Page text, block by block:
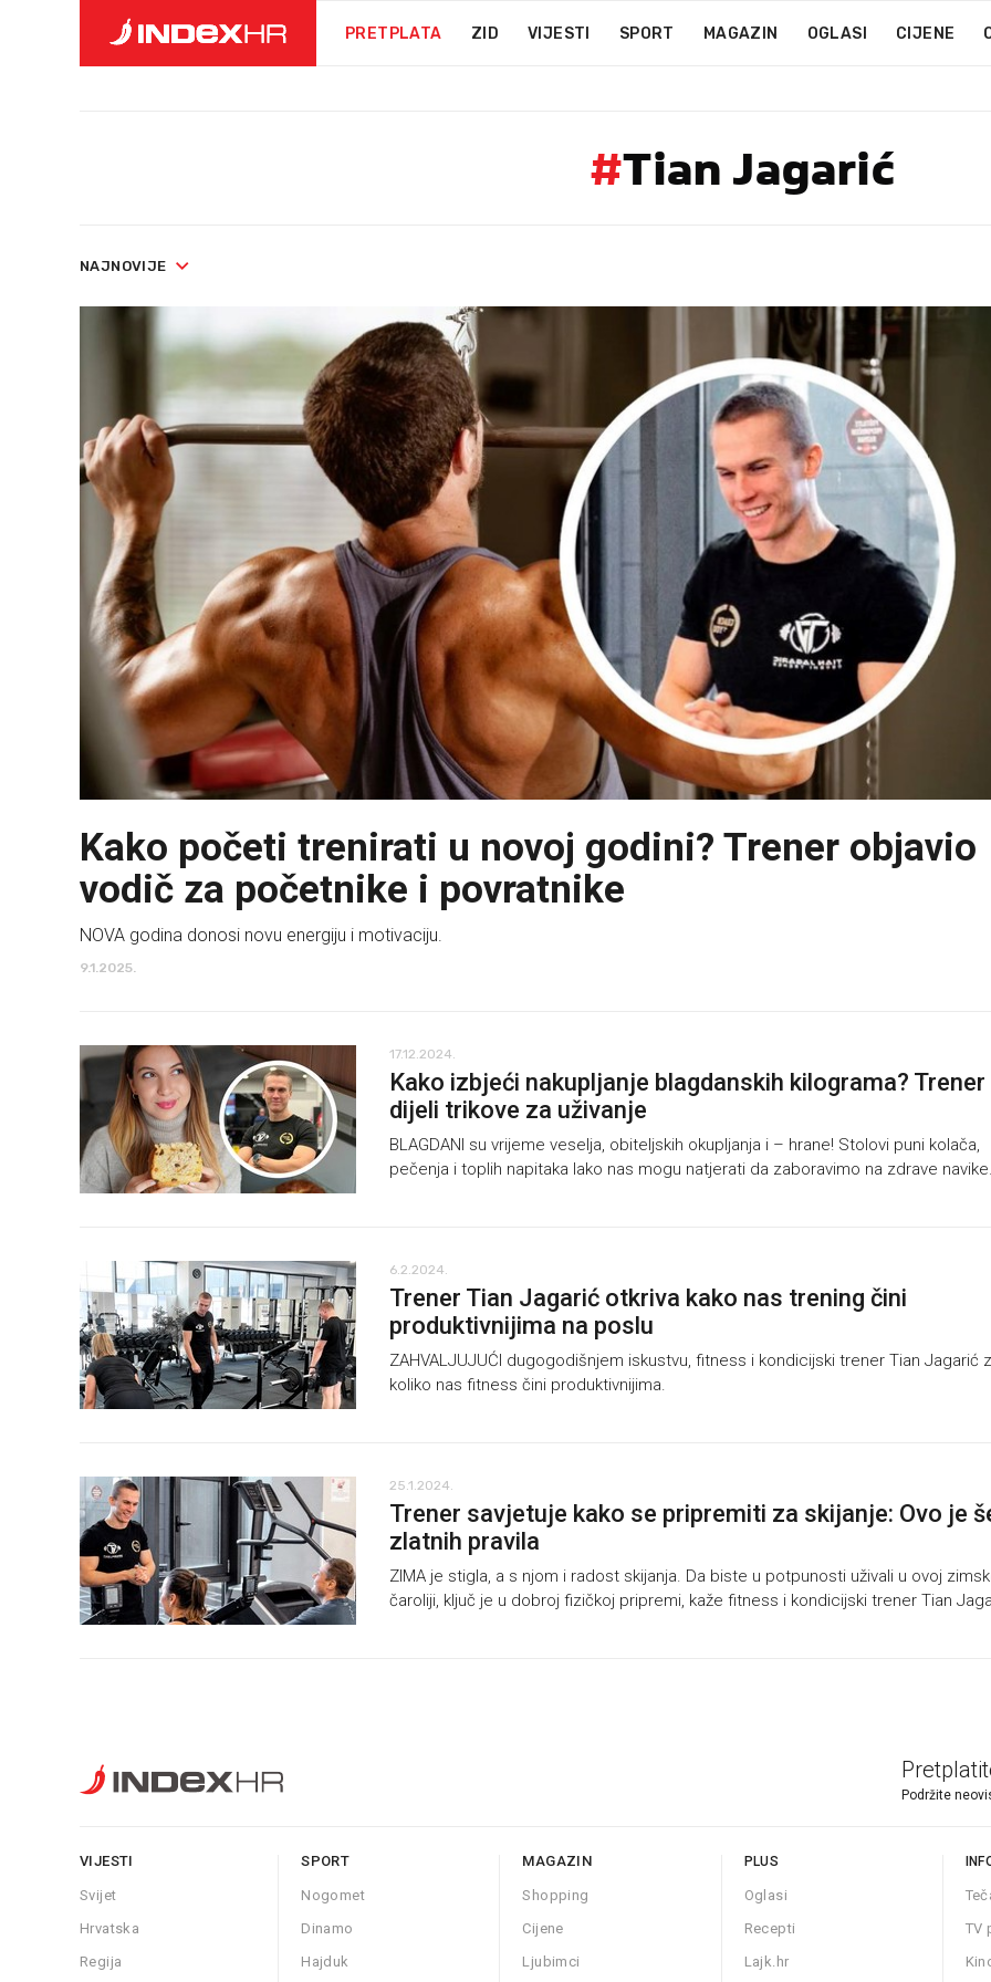
PRETPLATA ZID VIJESTI SPORT MAGAZIN OGLASI CIJENE
#Tian Jagarić
NAJNOVIJE
Kako početi trenirati u novoj godini? Trener objavio
vodič za početnike i povratnike
NOVA godina donosi novu energiju i motivaciju.
9.1.2025.
17.12.2024.
Kako izbjeći nakupljanje blagdanskih kilograma? Trener
dijeli trikove za uživanje
BLAGDANI su vrijeme veselja, obiteljskih okupljanja i – hrane! Stolovi puni kolača,
pečenja i toplih napitaka lako nas mogu natjerati da zaboravimo na zdrave navike.
6.2.2024.
Trener Tian Jagarić otkriva kako nas trening čini
produktivnijima na poslu
ZAHVALJUJUĆI dugogodišnjem iskustvu, fitness i kondicijski trener Tian Jagarić
koliko nas fitness čini produktivnijima.
25.1.2024.
Trener savjetuje kako se pripremiti za skijanje: Ovo je
zlatnih pravila
ZIMA je stigla, a s njom i radost skijanja. Da biste u potpunosti uživali u ovoj
čaroliji, ključ je u dobroj fizičkoj pripremi, kaže fitness i kondicijski trener Tian
Podržite
VIJESTI
Svijet
Hrvatska
Regija
SPORT
Nogomet
Dinamo
Hajduk
MAGAZIN
Shopping
Cijene
Ljubimci
PLUS
Oglasi
Recepti
Lajk.hr
TV